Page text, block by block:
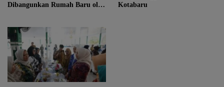
Dibangunkan Rumah Baru oleh
Kotabaru